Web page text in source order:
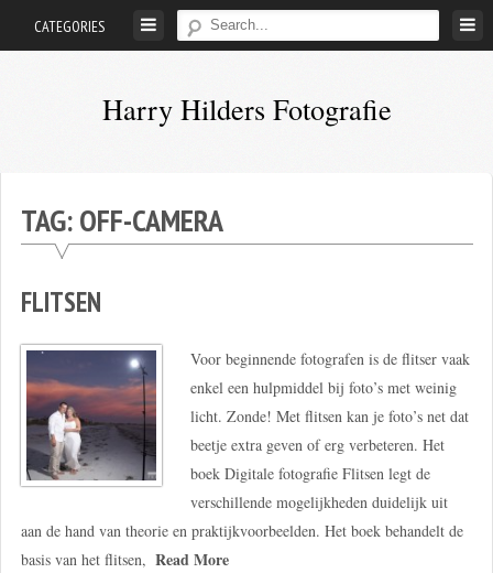
CATEGORIES
Harry Hilders Fotografie
Hilders
TAG:OFF-CAMERA
FLITSEN
Voor beginnende fotografen is de flitser vaak
enkel een hulpmiddel bij foto’s met weinig
licht. Zonde! Met flitsen kan je foto’s net dat
beetje extra geven of erg verbeteren. Het
boek Digitale fotografie Flitsen legt de
verschillende mogelijkheden duidelijk uit
aan de hand van theorie en praktijkvoorbeelden. Het boek behandelt de
basis van het flitsen, Read More